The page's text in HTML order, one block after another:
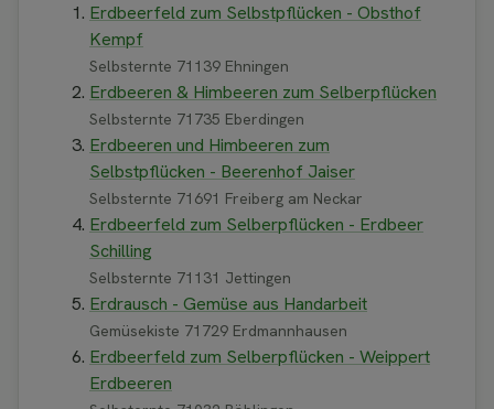
Erdbeerfeld zum Selbstpflücken - Obsthof
Kempf
Selbsternte 71139 Ehningen
Erdbeeren & Himbeeren zum Selberpflücken
Selbsternte 71735 Eberdingen
Erdbeeren und Himbeeren zum
Selbstpflücken - Beerenhof Jaiser
Selbsternte 71691 Freiberg am Neckar
Erdbeerfeld zum Selberpflücken - Erdbeer
Schilling
Selbsternte 71131 Jettingen
Erdrausch - Gemüse aus Handarbeit
Gemüsekiste 71729 Erdmannhausen
Erdbeerfeld zum Selberpflücken - Weippert
Erdbeeren